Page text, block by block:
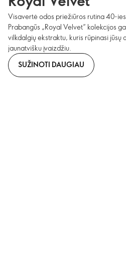
Visavertė odos priežiūros rutina 40-ies
Prabangūs „Royal Velvet“ kolekcijos
vilkdalgių ekstraktu, kuris rūpinasi jūsų
jaunatvišku įvaizdžiu.
SUŽINOTI DAUGIAU